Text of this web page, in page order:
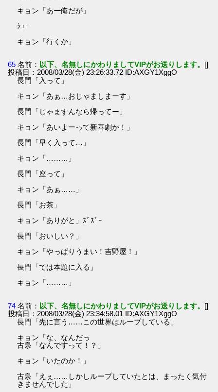
キョン「あー俺だが」
ｼｭｰ
キョン「行くか」
65 名前： 以下、名無しにかわりましてVIPがお送りします。 []
投稿日：2008/03/28(金) 23:26:33.72 ID:AXGY1XggO
長門「入って」
キョン「あぁ…おじゃましまーす」
長門「じゃますんなら帰ってー」
キョン「あいよーって新喜劇か！」
長門「早く入って…」
キョン「………」
長門「座って」
キョン「あぁ……」
長門「お茶」
キョン「ありがと」ｽﾞｽﾞｰ
長門「おいしい？」
キョン「やっぱりうまい！吉野屋！」
長門「では本題に入る」
キョン「………」
74 名前： 以下、名無しにかわりましてVIPがお送りします。 []
投稿日：2008/03/28(金) 23:34:58.01 ID:AXGY1XggO
長門「先に言う……この世界はループしている」
キョン「な、なんだっ
古泉「なんですって！？」
キョン「いたのか！」
古泉「えぇ……しかしループしていたとは、まったく気付
きませんでした」